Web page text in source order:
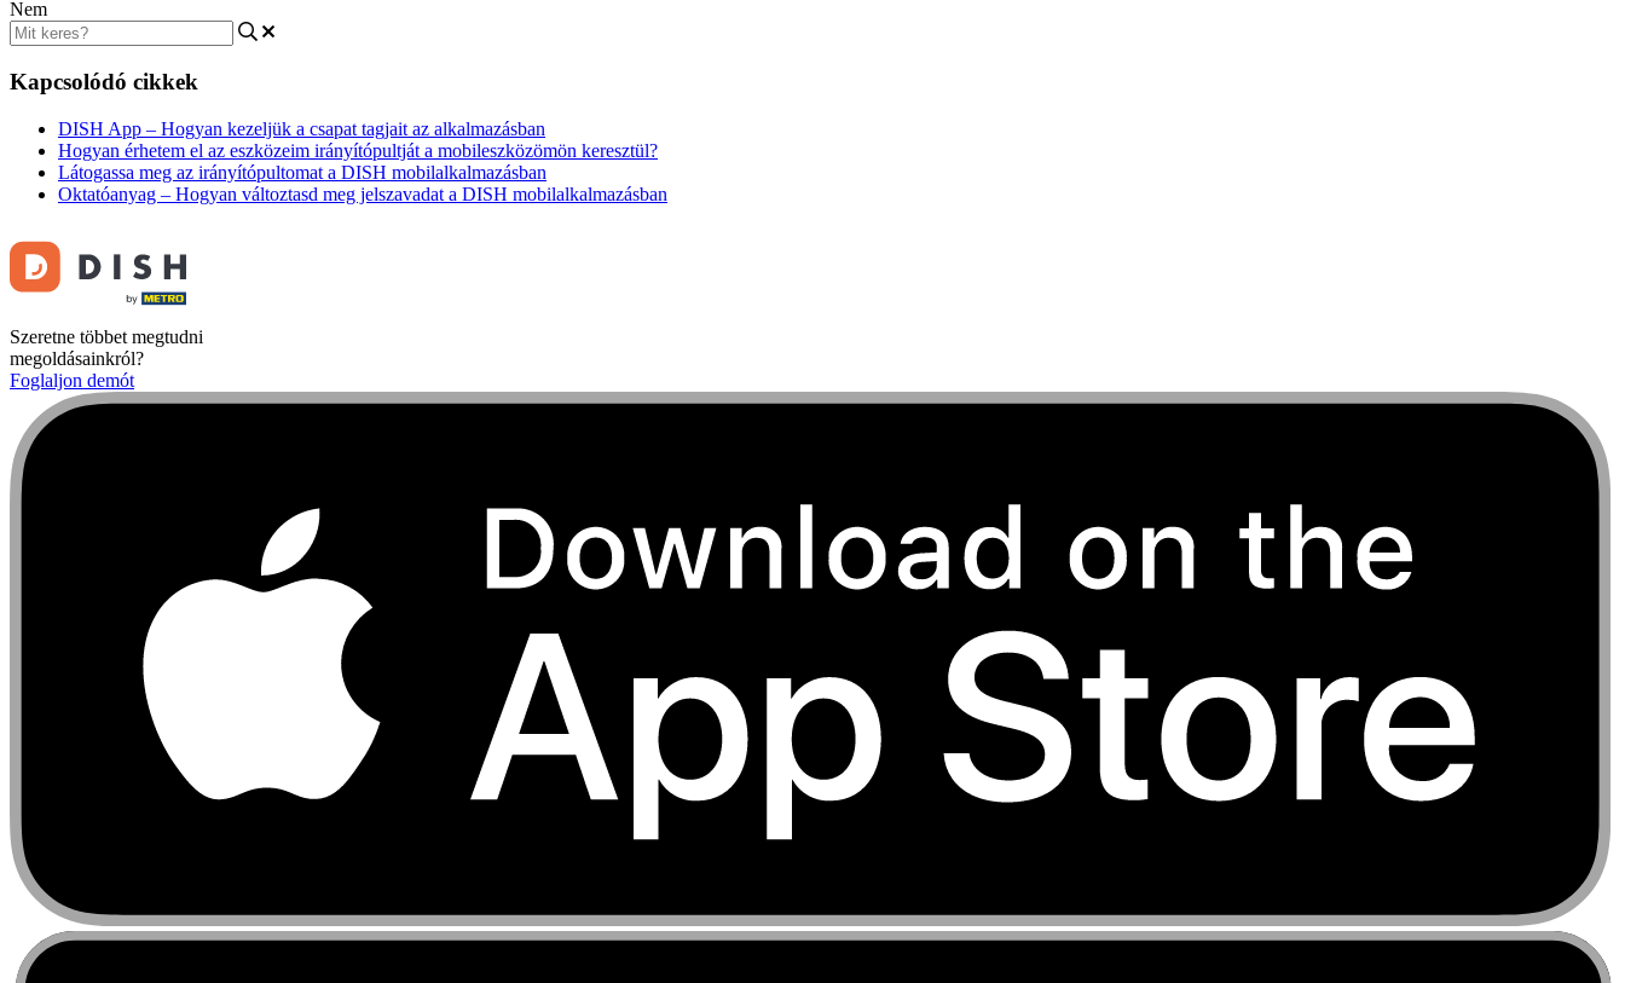
Nem
Kapcsolódó cikkek
DISH App – Hogyan kezeljük a csapat tagjait az alkalmazásban
Hogyan érhetem el az eszközeim irányítópultját a mobileszközömön keresztül?
Látogassa meg az irányítópultomat a DISH mobilalkalmazásban
Oktatóanyag – Hogyan változtasd meg jelszavadat a DISH mobilalkalmazásban
Szeretne többet megtudni
megoldásainkról?
Foglaljon demót